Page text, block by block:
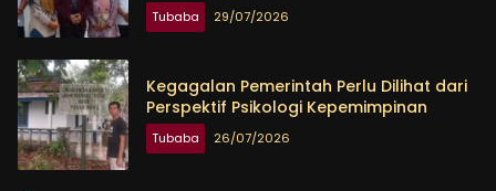
Tubaba 29/07/2026
Kegagalan Pemerintah Perlu Dilihat dari
Perspektif Psikologi Kepemimpinan
Tubaba 26/07/2026